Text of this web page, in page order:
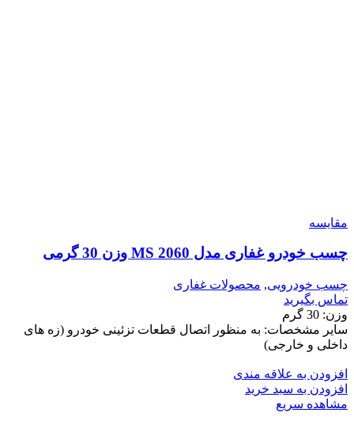
مقایسه
چسب خودرو غفاری مدل MS 2060 وزن 30 گرمی
چسب خودرویی, محصولات غفاری
تماس بگیرید
وزن: 30 گرم
سایر مشخصات: به منظور اتصال قطعات تزئینی خودرو (زه های
داخلی و خارجی)
افزودن به علاقه مندی
افزودن به سبد خرید
مشاهده سریع